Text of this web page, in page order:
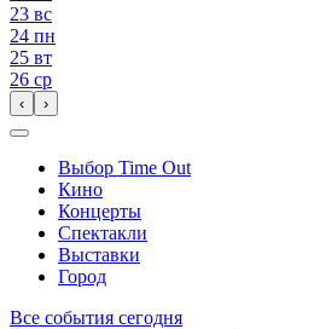
23 вс
24 пн
25 вт
26 ср
‹ ›
Выбор Time Out
Кино
Концерты
Спектакли
Выставки
Город
Все события сегодня